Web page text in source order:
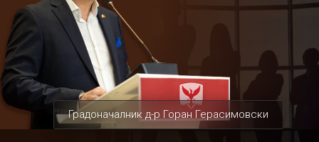
Градоначалник д-р Горан Герасимовски